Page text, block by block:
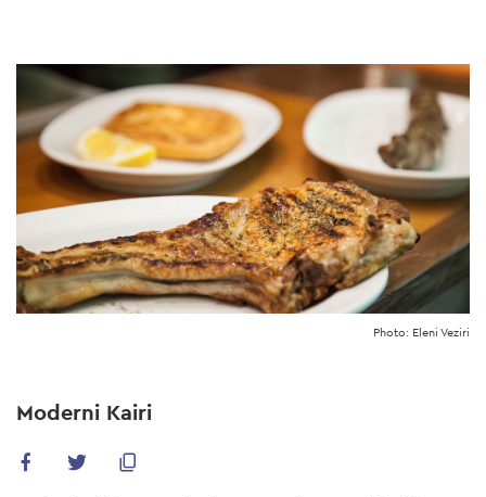
to
main
content
Photo: Eleni Veziri
Moderni Kairi